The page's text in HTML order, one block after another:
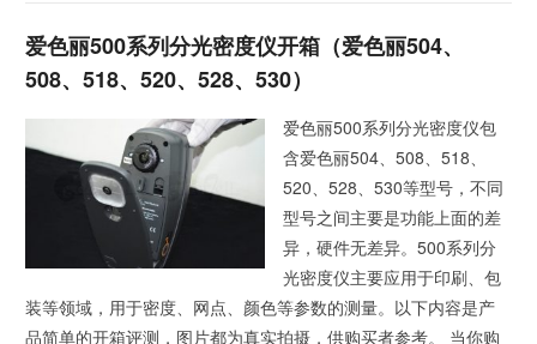
爱色丽500系列分光密度仪开箱（爱色丽504、
508、518、520、528、530）
爱色丽500系列分光密度仪包
含爱色丽504、508、518、
520、528、530等型号，不同
型号之间主要是功能上面的差
异，硬件无差异。500系列分
光密度仪主要应用于印刷、包
装等领域，用于密度、网点、颜色等参数的测量。以下内容是产
品简单的开箱评测，图片都为真实拍摄，供购买者参考。 当你购